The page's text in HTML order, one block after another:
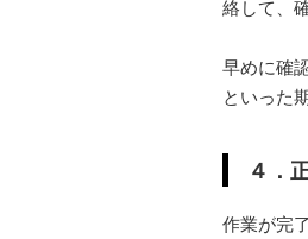
絡して、
早めに確
といった
４．
作業が完